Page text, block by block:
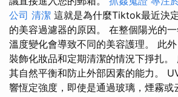
公司 清潔 這就是為什麼Tiktok最近決
的美容過濾器的原因。 在整個陽光的
溫度變化會導致不同的美容護理。 此
裝飾化妝品和定期清潔的情況下掙扎
其自然平衡和防止外部因素的能力。
響恆定強度，即使是通過玻璃，煙霧或